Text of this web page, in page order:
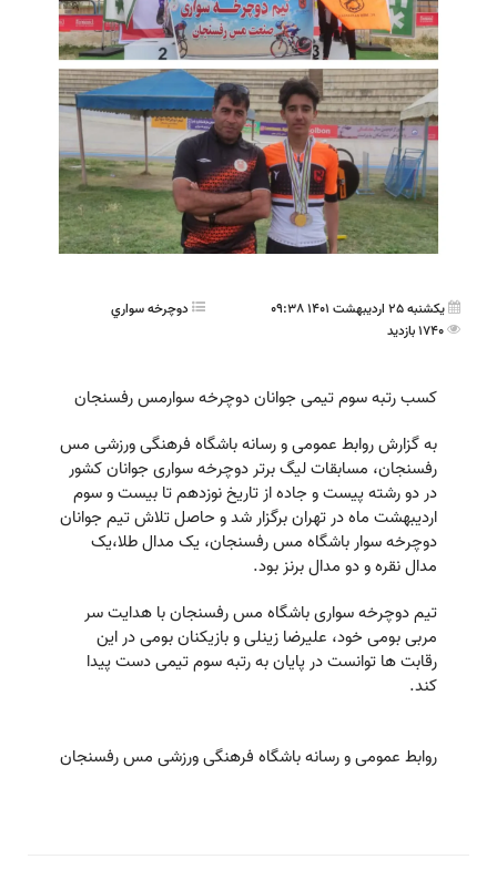
یکشنبه 25 اردیبهشت 1401 09:38
دوچرخه سواري
کسب رتبه سوم تیمی جوانان دوچرخه سوارمس رفسنجان
به گزارش روابط عمومی و رسانه باشگاه فرهنگی ورزشی مس
رفسنجان، مسابقات لیگ برتر دوچرخه سواری جوانان کشور
در دو رشته پیست و جاده از تاریخ نوزدهم تا بیست و سوم
اردیبهشت ماه در تهران برگزار شد و حاصل تلاش تیم جوانان
دوچرخه سوار باشگاه مس رفسنجان، یک مدال طلا،یک
مدال نقره و دو مدال برنز بود.
تیم دوچرخه سواری باشگاه مس رفسنجان با هدایت سر
مربی بومی خود، علیرضا زینلی و بازیکنان بومی در این
رقابت ها توانست در پایان به رتبه سوم تیمی دست پیدا
کند.
روابط عمومی و رسانه باشگاه فرهنگی ورزشی مس رفسنجان